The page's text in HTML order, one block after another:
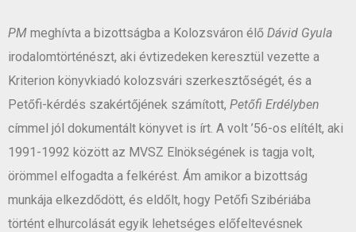
PM meghívta a bizottságba a Kolozsváron élő Dávid Gyula
irodalomtörténészt, aki évtizedeken keresztül vezette a
Kriterion könyvkiadó kolozsvári szerkesztőségét, és a
Petőfi-kérdés szakértőjének számított, Petőfi Erdélyben
címmel jól dokumentált könyvet is írt. A volt ’56-os elítélt, aki
1991-1992 között az MVSZ Elnökségének is tagja volt,
örömmel elfogadta a felkérést. Ám amikor a bizottság
munkája elkezdődött, és eldőlt, hogy Petőfi Szibériába
történt elhurcolását egyik lehetséges előfeltevésnek